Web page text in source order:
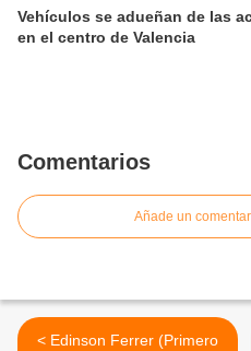
Vehículos se adueñan de las
en el centro de Valencia
Comentarios
Añade un
< Edinson Ferrer (Primero